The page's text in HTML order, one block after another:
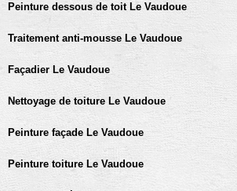
Peinture dessous de toit Le Vaudoue
Traitement anti-mousse Le Vaudoue
Façadier Le Vaudoue
Nettoyage de toiture Le Vaudoue
Peinture façade Le Vaudoue
Peinture toiture Le Vaudoue